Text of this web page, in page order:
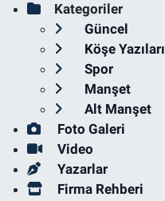
Kategoriler
Güncel
Köşe Yazıları
Spor
Manşet
Alt Manşet
Foto Galeri
Video
Yazarlar
Firma Rehberi